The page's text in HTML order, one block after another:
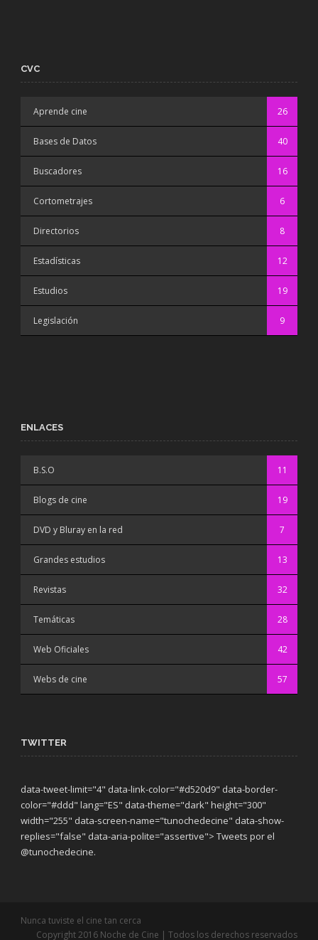
CVC
Aprende cine 26
Bases de Datos 40
Buscadores 16
Cortometrajes 6
Directorios 8
Estadísticas 12
Estudios 19
Legislación 9
ENLACES
B.S.O 11
Blogs de cine 19
DVD y Bluray en la red 7
Grandes estudios 13
Revistas 32
Temáticas 28
Web Oficiales 42
Webs de cine 57
TWITTER
data-tweet-limit="4" data-link-color="#d520d9" data-border-
color="#ddd" lang="ES" data-theme="dark" height="300"
width="255" data-screen-name="tunochedecine" data-show-
replies="false" data-aria-polite="assertive"> Tweets por el
@tunochedecine.
Nunca tuviste el cine tan cerca
Copyright 2016 Noche de Cine | Todos los derechos reservados